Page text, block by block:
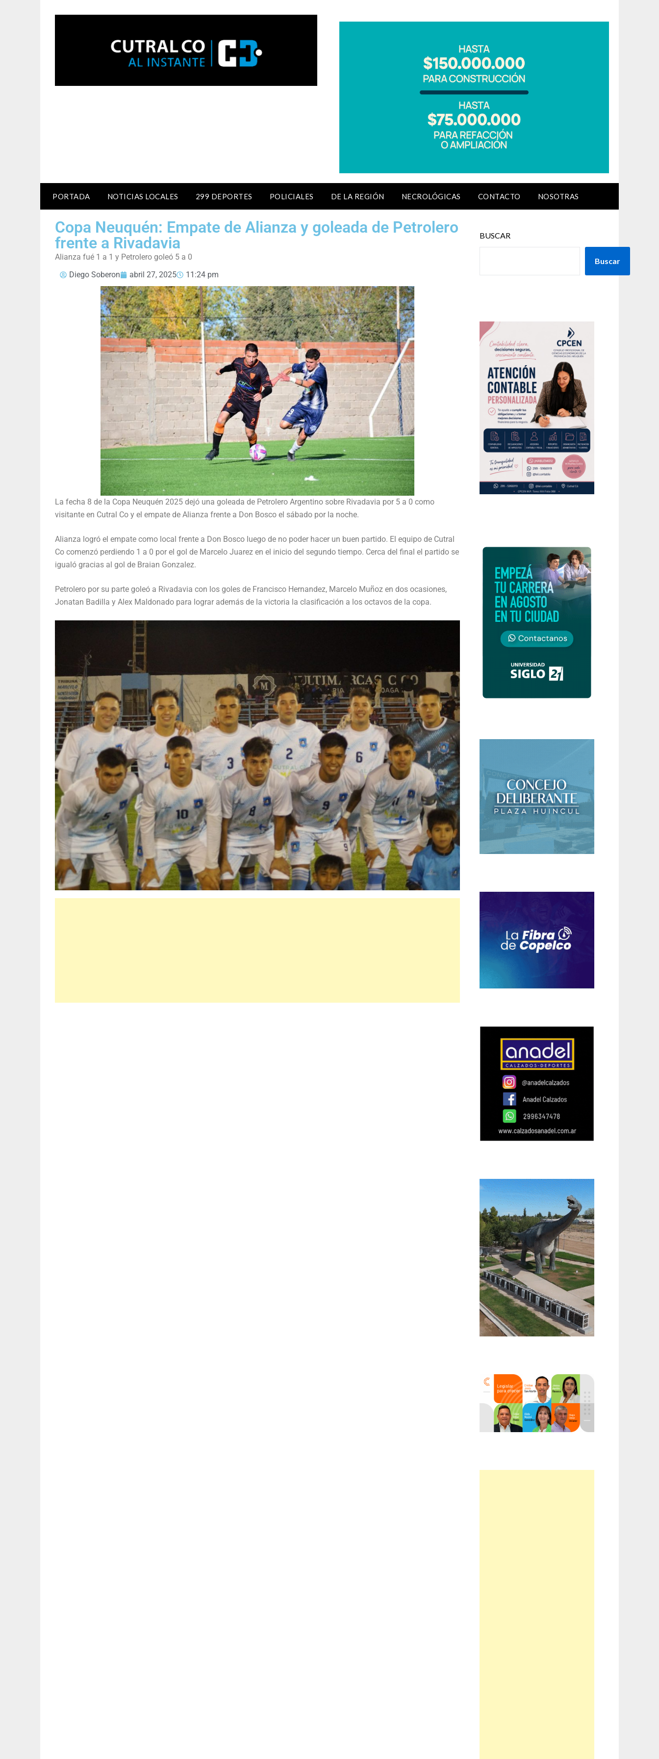
PORTADA NOTICIAS LOCALES 299 DEPORTES POLICIALES DE LA REGIÓN NECROLÓGICAS CONTACTO NOSOTRAS
Copa Neuquén: Empate de Alianza y goleada de Petrolero
frente a Rivadavia
Alianza fué 1 a 1 y Petrolero goleó 5 a 0
Diego Soberon
abril 27, 2025 11:24 pm
La fecha 8 de la Copa Neuquén 2025 dejó una goleada de Petrolero Argentino sobre Rivadavia por 5 a 0 como
visitante en Cutral Co y el empate de Alianza frente a Don Bosco el sábado por la noche.
Alianza logró el empate como local frente a Don Bosco luego de no poder hacer un buen partido. El equipo de Cutral
Co comenzó perdiendo 1 a 0 por el gol de Marcelo Juarez en el inicio del segundo tiempo. Cerca del final el partido se
igualó gracias al gol de Braian Gonzalez.
Petrolero por su parte goleó a Rivadavia con los goles de Francisco Hernandez, Marcelo Muñoz en dos ocasiones,
Jonatan Badilla y Alex Maldonado para lograr además de la victoria la clasificación a los octavos de la copa.
BUSCAR
Buscar